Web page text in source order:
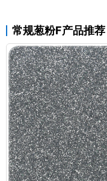
常规葱粉F产品推荐